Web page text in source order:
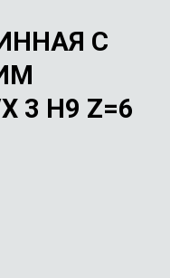
С
3 Н9 Z=6